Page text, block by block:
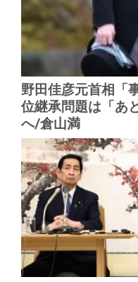
野田佳彦元首相「
位継承問題は「あ
へ/倉山満